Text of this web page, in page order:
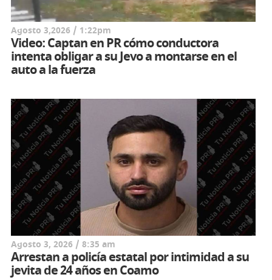
Agosto 3,2026 / 1:22pm
Video: Captan en PR cómo conductora
intenta obligar a su Jevo a montarse en el
auto a la fuerza
Agosto 3, 2026 / 8:35 am
Arrestan a policía estatal por intimidad a su
jevita de 24 años en Coamo